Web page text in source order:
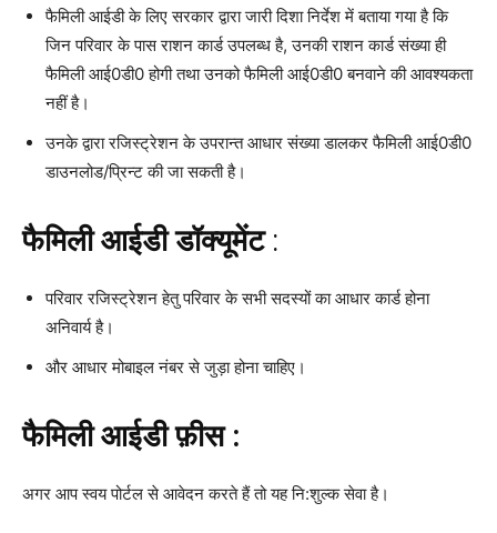
फैमिली आईडी के लिए सरकार द्वारा जारी दिशा निर्देश में बताया गया है कि
जिन परिवार के पास राशन कार्ड उपलब्‍ध है, उनकी राशन कार्ड संख्‍या ही
फैमिली आई0डी0 होगी तथा उनको फैमिली आई0डी0 बनवाने की आवश्‍यकता
नहीं है।
उनके द्वारा रजिस्ट्रेशन के उपरान्त आधार संख्या डालकर फैमिली आई0डी0
डाउनलोड/प्रिन्ट की जा सकती है।
फैमिली आईडी डॉक्यूमेंट:
परिवार रजिस्ट्रेशन हेतु परिवार के सभी सदस्यों का आधार कार्ड होना
अनिवार्य है।
और आधार मोबाइल नंबर से जुड़ा होना चाहिए।
फैमिली आईडी फ़ीस :
अगर आप स्वय पोर्टल से आवेदन करते हैं तो यह नि:शुल्क सेवा है।